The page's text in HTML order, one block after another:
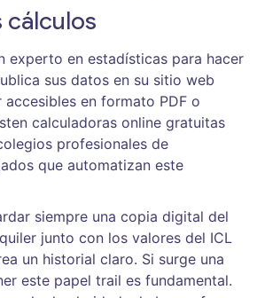
experto en estadísticas para hacer
sus datos en su sitio web
en formato PDF o
calculadoras online gratuitas
profesionales de
que automatizan este
siempre una copia digital del
junto con los valores del ICL
un historial claro. Si surge una
este papel trail es fundamental.